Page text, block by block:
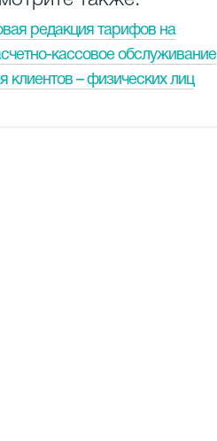
редакция тарифов на
кассовое обслуживание
клиентов – физических лиц